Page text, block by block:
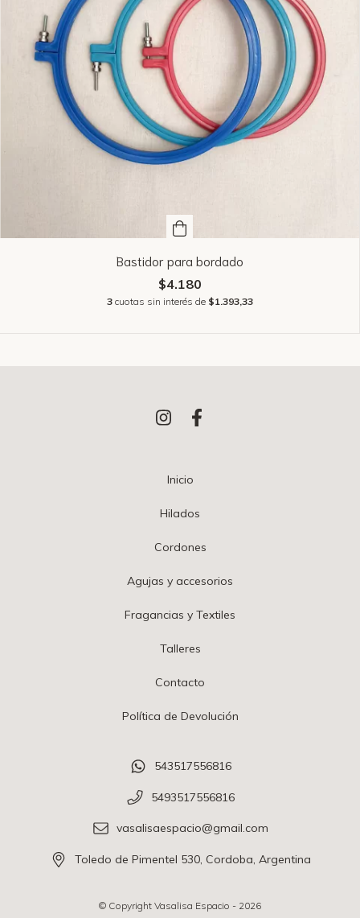
Bastidor para bordado
$4.180
3 cuotas sin interés de $1.393,33
Inicio
Hilados
Cordones
Agujas y accesorios
Fragancias y Textiles
Talleres
Contacto
Política de Devolución
543517556816
5493517556816
vasalisaespacio@gmail.com
Toledo de Pimentel 530, Cordoba, Argentina
© Copyright Vasalisa Espacio - 2026